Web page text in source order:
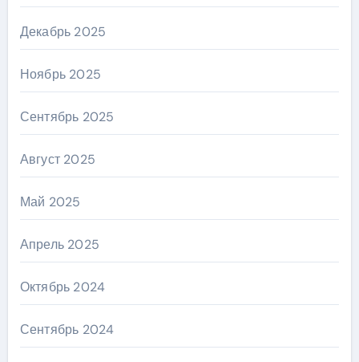
Декабрь 2025
Ноябрь 2025
Сентябрь 2025
Август 2025
Май 2025
Апрель 2025
Октябрь 2024
Сентябрь 2024